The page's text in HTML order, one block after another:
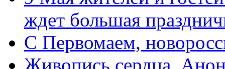
ждет большая
C Первомаем,